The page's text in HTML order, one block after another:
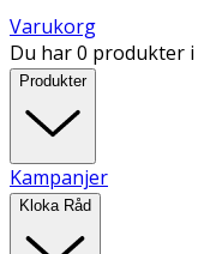
Varukorg
Du har 0 produkter
Produkter
Kampanjer
Kloka Råd